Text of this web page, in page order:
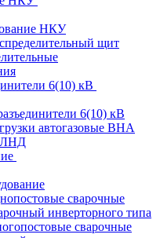
НКУ
щит
6(10) кВ
6(10) кВ
автогазовые ВНА
сварочные
инверторного типа
сварочные